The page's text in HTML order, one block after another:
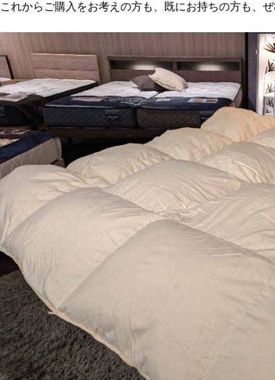
これからご購入をお考えの方も、既にお持ちの方も、